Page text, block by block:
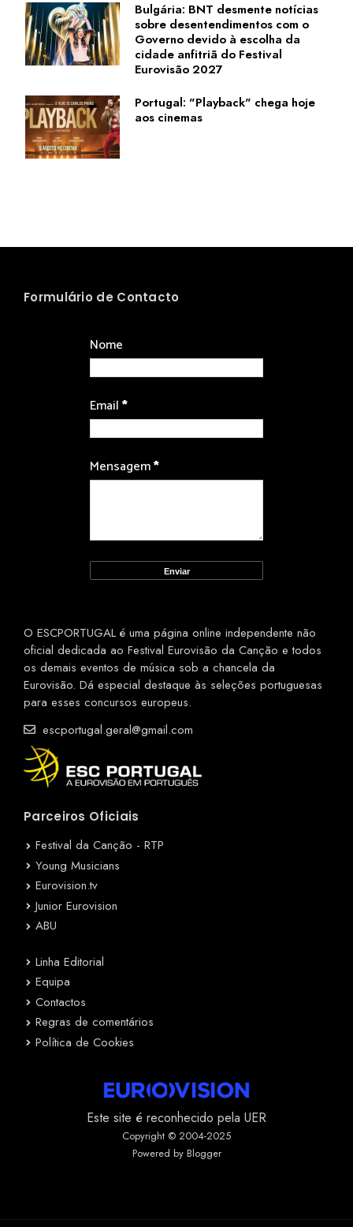
Bulgária: BNT desmente notícias
sobre desentendimentos com o
Governo devido à escolha da
cidade anfitriã do Festival
Eurovisão 2027
Portugal: "Playback" chega hoje
aos cinemas
Formulário de Contacto
Nome
Email*
Mensagem*
O ESCPORTUGAL é uma página online independente não
oficial dedicada ao Festival Eurovisão da Canção e todos
os demais eventos de música sob a chancela da
Eurovisão. Dá especial destaque às seleções portuguesas
para esses concursos europeus.
escportugal.geral@gmail.com
Parceiros Oficiais
Festival da Canção - RTP
Young Musicians
Eurovision.tv
Junior Eurovision
ABU
Linha Editorial
Equipa
Contactos
Regras de comentários
Política de Cookies
Este site é reconhecido pela UER
Copyright © 2004-2025
Powered by Blogger